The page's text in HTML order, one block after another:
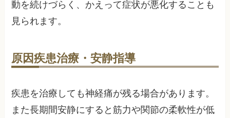
動を続けづらく、かえって症状が悪化することも
見られます。
原因疾患治療・安静指導
疾患を治療しても神経痛が残る場合があります。
また長期間安静にすると筋力や関節の柔軟性が低